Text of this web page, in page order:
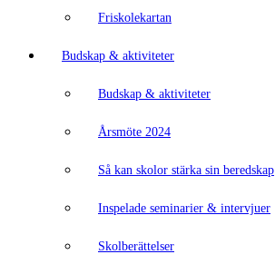
Friskolekartan
Budskap & aktiviteter
Budskap & aktiviteter
Årsmöte 2024
Så kan skolor stärka sin beredskap
Inspelade seminarier & intervjuer
Skolberättelser